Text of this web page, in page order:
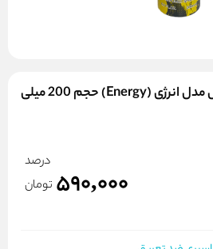
اسپری بدن بیو استار مدل مدل انرژی (Energy) حجم 200 میلی
درصد
590,000 تومان